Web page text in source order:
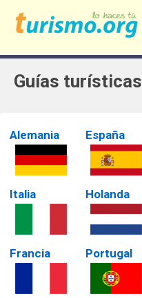
Guías turísticas
Alemania
Italia
Francia
España
Holanda
Portugal